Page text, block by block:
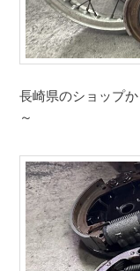
長崎県のショップ
～